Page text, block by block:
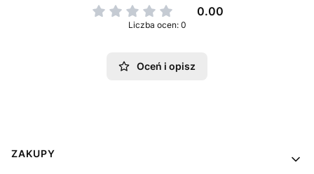
0.00
Liczba ocen: 0
Oceń i opisz
Linki w stopce
ZAKUPY